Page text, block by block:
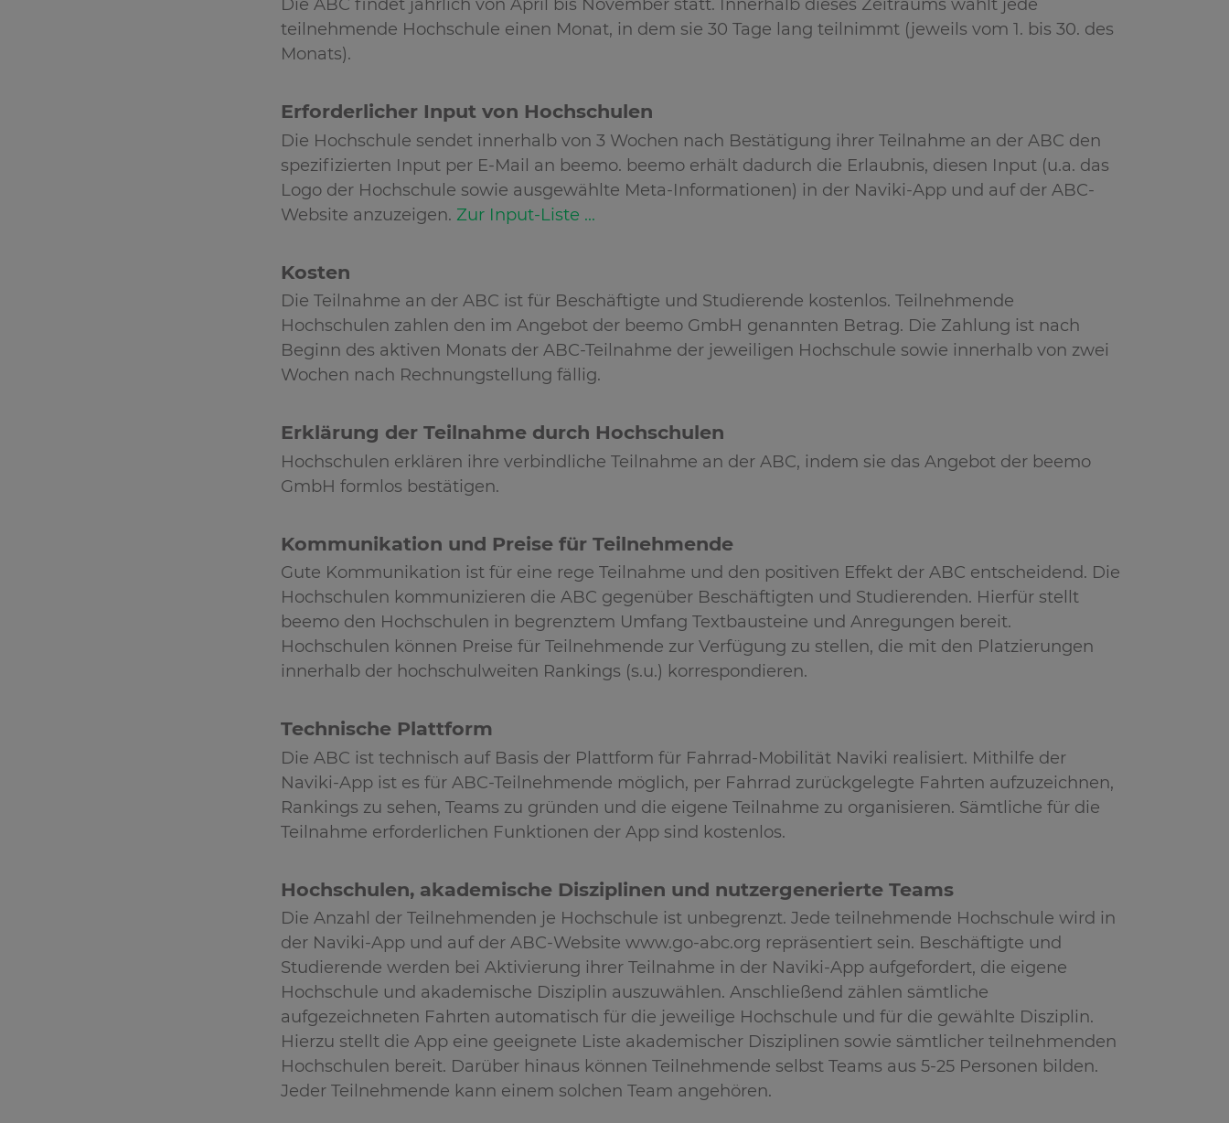
teilnehmende Hochschule einen Monat, in dem sie 30 Tage lang teilnimmt (jeweils vom 1. bis 30. des
Monats).
Erforderlicher Input von Hochschulen
Die Hochschule sendet innerhalb von 3 Wochen nach Bestätigung ihrer Teilnahme an der ABC den
spezifizierten Input per E-Mail an beemo. beemo erhält dadurch die Erlaubnis, diesen Input (u.a. das
Logo der Hochschule sowie ausgewählte Meta-Informationen) in der Naviki-App und auf der ABC-
Website anzuzeigen. Zur Input-Liste ...
Kosten
Die Teilnahme an der ABC ist für Beschäftigte und Studierende kostenlos. Teilnehmende
Hochschulen zahlen den im Angebot der beemo GmbH genannten Betrag. Die Zahlung ist nach
Beginn des aktiven Monats der ABC-Teilnahme der jeweiligen Hochschule sowie innerhalb von zwei
Wochen nach Rechnungstellung fällig.
Erklärung der Teilnahme durch Hochschulen
Hochschulen erklären ihre verbindliche Teilnahme an der ABC, indem sie das Angebot der beemo
GmbH formlos bestätigen.
Kommunikation und Preise für Teilnehmende
Gute Kommunikation ist für eine rege Teilnahme und den positiven Effekt der ABC entscheidend. Die
Hochschulen kommunizieren die ABC gegenüber Beschäftigten und Studierenden. Hierfür stellt
beemo den Hochschulen in begrenztem Umfang Textbausteine und Anregungen bereit.
Hochschulen können Preise für Teilnehmende zur Verfügung zu stellen, die mit den Platzierungen
innerhalb der hochschulweiten Rankings (s.u.) korrespondieren.
Technische Plattform
Die ABC ist technisch auf Basis der Plattform für Fahrrad-Mobilität Naviki realisiert. Mithilfe der
Naviki-App ist es für ABC-Teilnehmende möglich, per Fahrrad zurückgelegte Fahrten aufzuzeichnen,
Rankings zu sehen, Teams zu gründen und die eigene Teilnahme zu organisieren. Sämtliche für die
Teilnahme erforderlichen Funktionen der App sind kostenlos.
Hochschulen, akademische Disziplinen und nutzergenerierte Teams
Die Anzahl der Teilnehmenden je Hochschule ist unbegrenzt. Jede teilnehmende Hochschule wird in
der Naviki-App und auf der ABC-Website www.go-abc.org repräsentiert sein. Beschäftigte und
Studierende werden bei Aktivierung ihrer Teilnahme in der Naviki-App aufgefordert, die eigene
Hochschule und akademische Disziplin auszuwählen. Anschließend zählen sämtliche
aufgezeichneten Fahrten automatisch für die jeweilige Hochschule und für die gewählte Disziplin.
Hierzu stellt die App eine geeignete Liste akademischer Disziplinen sowie sämtlicher teilnehmenden
Hochschulen bereit. Darüber hinaus können Teilnehmende selbst Teams aus 5-25 Personen bilden.
Jeder Teilnehmende kann einem solchen Team angehören.